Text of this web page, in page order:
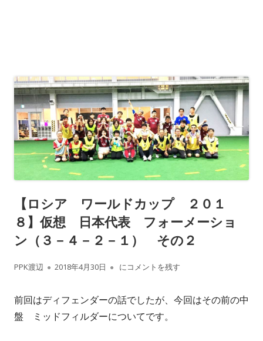
【ロシア ワールドカップ ２０１
８】仮想 日本代表 フォーメーショ
ン（３－４－２－１） その２
作
PPK渡辺
公
2018年4月30日 【ロシア ワールドカップ ２０１８】
にコメントを残す
前回はディフェンダーの話でしたが、今回はその前の中
盤 ミッドフィルダーについてです。